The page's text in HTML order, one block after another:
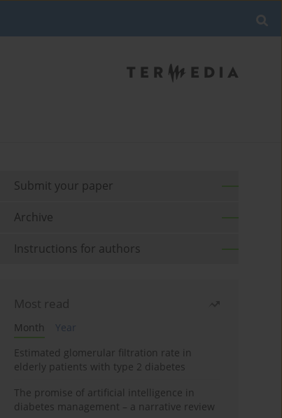
Submit your paper
Archive
Instructions for authors
Most read
Month
Year
Estimated glomerular filtration rate in
elderly patients with type 2 diabetes
The promise of artificial intelligence in
diabetes management – a narrative review